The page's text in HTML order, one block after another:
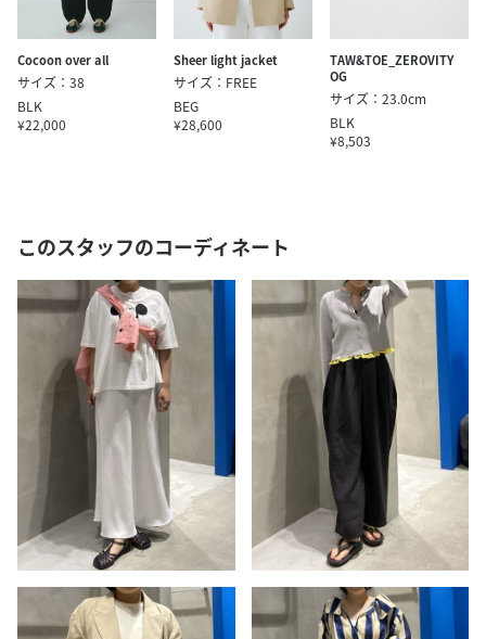
Cocoon over all
サイズ：38
BLK
¥22,000
Sheer light jacket
サイズ：FREE
BEG
¥28,600
TAW&TOE_ZEROVITY
OG
サイズ：23.0cm
BLK
¥8,503
このスタッフのコーディネート